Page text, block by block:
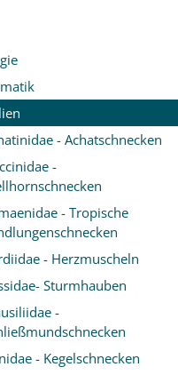
- Achatschnecken
-
- Tropische
- Herzmuscheln
Sturmhauben
-
- Kegelschnecken